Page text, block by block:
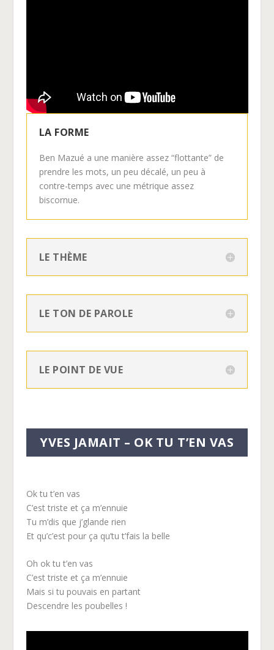
LA FORME
Ben Mazué a une manière assez “flottante” de
prendre les mots, un peu décalé, un peu à
contre-temps avec une métrique assez
biscornue.
LE THÈME
LE TON DE PAROLE
LE POINT DE VUE
YVES JAMAIT – OK TU T’EN VAS
Ok tu t’en vas
C’est triste et ça m’ennuie
Tu m’dis que j’glande rien
Et qu’c’est pour ça qu’tu t’fais la belle
Oh ok tu t’en vas
C’est triste et ça m’ennuie
Mais si tu pouvais en partant
Descendre les poubelles !